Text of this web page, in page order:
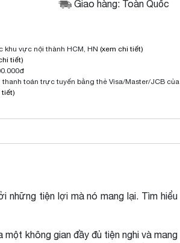
Giao hàng: Toàn Quốc
vực nội thành HCM, HN (xem chi tiết)
tiết)
toán trực tuyến bằng thẻ Visa/Master/JCB của
tiết)
những tiện lợi mà nó mang lại. Tìm hiểu
không gian đầy đủ tiện nghi và mang